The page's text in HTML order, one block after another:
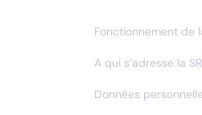
Fonctionnement de
A qui s’adresse la
Données